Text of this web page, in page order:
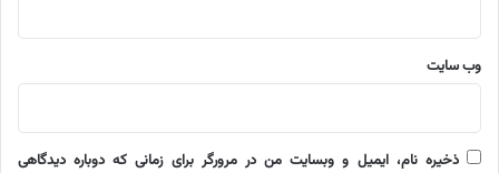
وب‌ سایت
ذخیره نام، ایمیل و وبسایت من در مرورگر برای زمانی که دوباره دیدگاهی